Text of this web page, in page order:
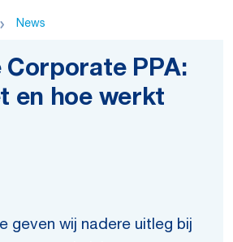
News
Corporate PPA:
en hoe werkt
geven wij nadere uitleg bij